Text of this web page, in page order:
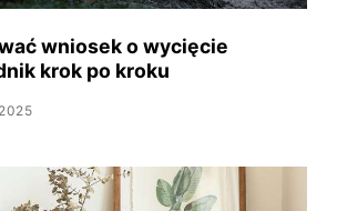
wniosek o wycięcie
krok po kroku